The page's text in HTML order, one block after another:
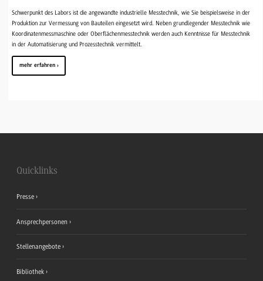
Schwerpunkt des Labors ist die angewandte industrielle Messtechnik, wie Sie beispielsweise in der
Produktion zur Vermessung von Bauteilen eingesetzt wird. Neben grundlegender Messtechnik wie
Koordinatenmessmaschine oder Oberflächenmesstechnik werden auch Kenntnisse für Messtechnik
in der Automatisierung und Prozesstechnik vermittelt.
mehr erfahren
Quicklinks
Presse
Ansprechpersonen
Stellenangebote
Bibliothek